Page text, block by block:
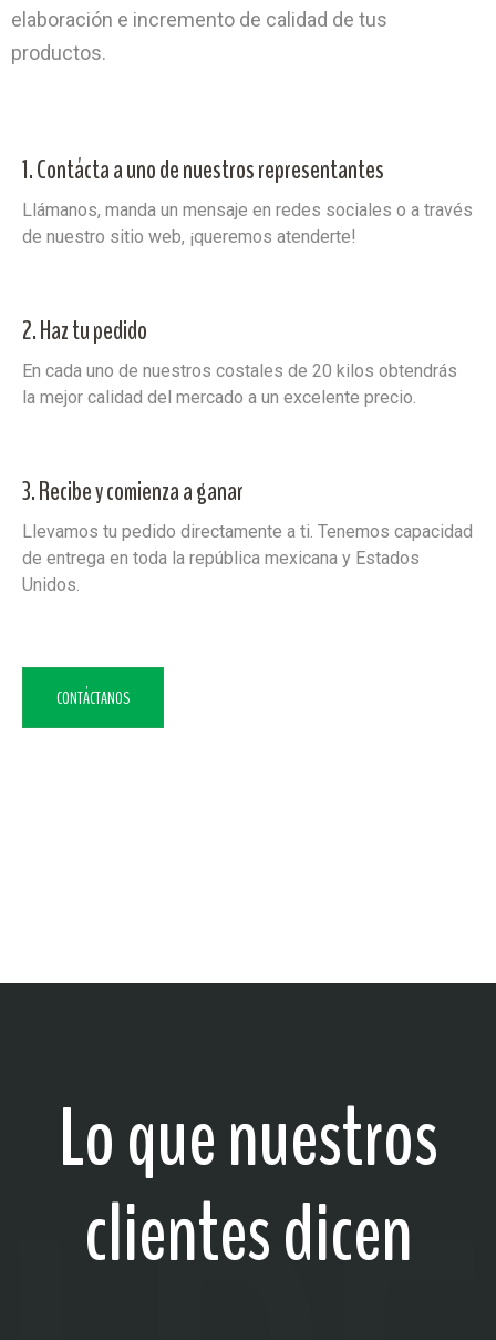
elaboración e incremento de calidad de tus
productos.
1. Contácta a uno de nuestros representantes
Llámanos, manda un mensaje en redes sociales o a través
de nuestro sitio web, ¡queremos atenderte!
2. Haz tu pedido
En cada uno de nuestros costales de 20 kilos obtendrás
la mejor calidad del mercado a un excelente precio.
3. Recibe y comienza a ganar
Llevamos tu pedido directamente a ti. Tenemos capacidad
de entrega en toda la república mexicana y Estados
Unidos.
CONTÁCTANOS
Lo que nuestros
clientes dicen